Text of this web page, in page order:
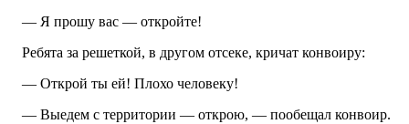
— Я прошу вас — откройте!
Ребята за решеткой, в другом отсеке, кричат конвоиру:
— Открой ты ей! Плохо человеку!
— Выедем с территории — открою, — пообещал конвоир.